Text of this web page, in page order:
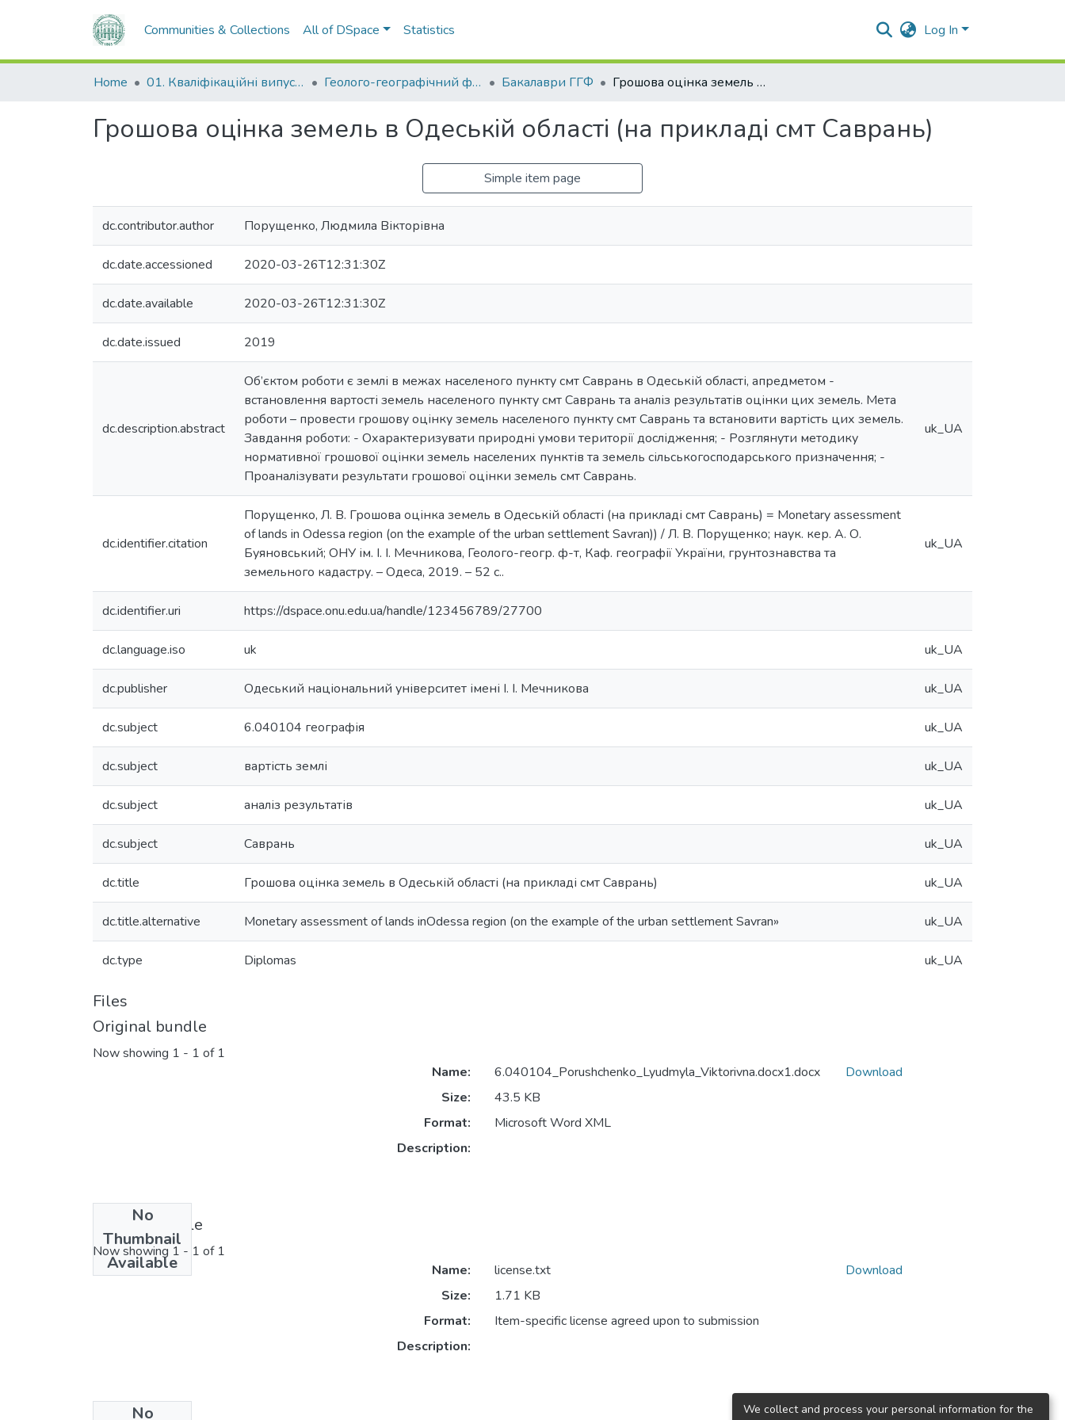
Communities & Collections All of DSpace Statistics Log In
Home 01. Кваліфікаційні випускні роботи здобувачів вищої освіти Геолого-географічний факультет Бакалаври ГГФ Грошова оцінка земель в Одеській області (на прикладі смт Саврань)
Грошова оцінка земель в Одеській області (на прикладі смт Саврань)
Simple item page
dc.contributor.author Порущенко, Людмила Вікторівна
dc.date.accessioned 2020-03-26T12:31:30Z
dc.date.available 2020-03-26T12:31:30Z
dc.date.issued 2019
dc.description.abstract
Об’єктом роботи є землі в межах населеного пункту смт Саврань в Одеській області, апредметом -
встановлення вартості земель населеного пункту смт Саврань та аналіз результатів оцінки цих земель. Мета
роботи – провести грошову оцінку земель населеного пункту смт Саврань та встановити вартість цих земель.
Завдання роботи: - Охарактеризувати природні умови території дослідження; - Розглянути методику
нормативної грошової оцінки земель населених пунктів та земель сільськогосподарського призначення; -
Проаналізувати результати грошової оцінки земель смт Саврань.
uk_UA
dc.identifier.citation
Порущенко, Л. В. Грошова оцінка земель в Одеській області (на прикладі смт Саврань) = Monetary assessment
of lands in Odessa region (on the example of the urban settlement Savran)) / Л. В. Порущенко; наук. кер. А. О.
Буяновський; ОНУ ім. І. І. Мечникова, Геолого-геогр. ф-т, Каф. географії України, грунтознавства та
земельного кадастру. – Одеса, 2019. – 52 с..
uk_UA
dc.identifier.uri https://dspace.onu.edu.ua/handle/123456789/27700
dc.language.iso uk uk_UA
dc.publisher Одеський національний університет імені І. І. Мечникова uk_UA
dc.subject 6.040104 географія uk_UA
dc.subject вартість землі uk_UA
dc.subject аналіз результатів uk_UA
dc.subject Саврань uk_UA
dc.title Грошова оцінка земель в Одеській області (на прикладі смт Саврань) uk_UA
dc.title.alternative Monetary assessment of lands inOdessa region (on the example of the urban settlement Savran» uk_UA
dc.type Diplomas uk_UA
Files
Original bundle
Now showing 1 - 1 of 1
No
Thumbnail
Available
Name:
6.040104_Porushchenko_Lyudmyla_Viktorivna.docx1.docx
Size:
43.5 KB
Format:
Microsoft Word XML
Description:
Download
License bundle
Now showing 1 - 1 of 1
No
Name:
license.txt
Size:
1.71 KB
Format:
Item-specific license agreed upon to submission
Description:
Download
We collect and process your personal information for the